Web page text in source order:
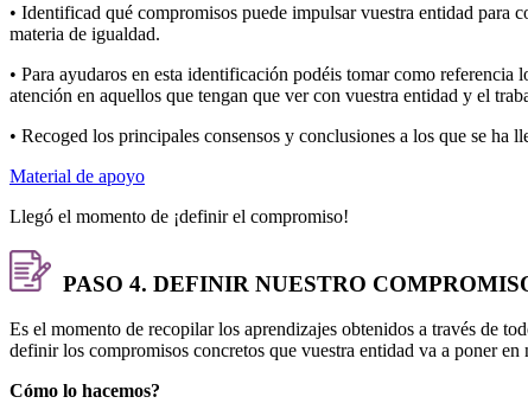
• Identificad qué compromisos puede impulsar vuestra entidad para
materia de igualdad.
• Para ayudaros en esta identificación podéis tomar como
atención en aquellos que tengan que ver con vuestra entidad y el
• Recoged los principales consensos y conclusiones a los que se ha
Material de apoyo
Llegó el momento de ¡definir el compromiso!
PASO 4. DEFINIR NUESTRO
Es el momento de recopilar los aprendizajes obtenidos a través de
definir los compromisos concretos que vuestra entidad va a poner en
Cómo lo hacemos?